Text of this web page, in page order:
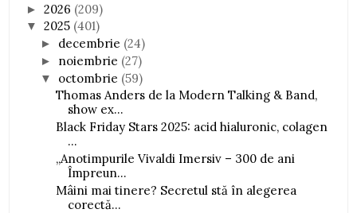
►2026 (209)
▼2025 (401)
► decembrie (24)
► noiembrie (27)
▼ octombrie (59)
Thomas Anders de la Modern Talking & Band,
show ex...
Black Friday Stars 2025: acid hialuronic, colagen
...
„Anotimpurile Vivaldi Imersiv – 300 de ani
Împreun...
Mâini mai tinere? Secretul stă în alegerea
corectă...